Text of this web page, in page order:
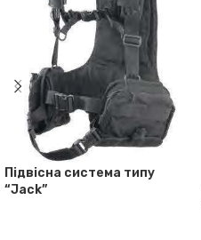
Підвісна система типу
“Jack”